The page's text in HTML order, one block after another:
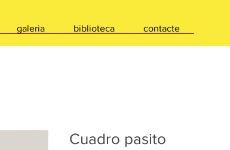
galeria biblioteca contacte
Cuadro pasito